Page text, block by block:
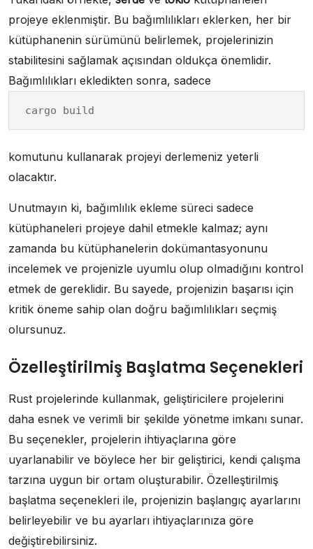
projeye eklenmiştir. Bu bağımlılıkları eklerken, her bir
kütüphanenin sürümünü belirlemek, projelerinizin
stabilitesini sağlamak açısından oldukça önemlidir.
Bağımlılıkları ekledikten sonra, sadece
cargo build
komutunu kullanarak projeyi derlemeniz yeterli
olacaktır.
Unutmayın ki, bağımlılık ekleme süreci sadece
kütüphaneleri projeye dahil etmekle kalmaz; aynı
zamanda bu kütüphanelerin dokümantasyonunu
incelemek ve projenizle uyumlu olup olmadığını kontrol
etmek de gereklidir. Bu sayede, projenizin başarısı için
kritik öneme sahip olan doğru bağımlılıkları seçmiş
olursunuz.
Özelleştirilmiş Başlatma Seçenekleri
Rust projelerinde kullanmak, geliştiricilere projelerini
daha esnek ve verimli bir şekilde yönetme imkanı sunar.
Bu seçenekler, projelerin ihtiyaçlarına göre
uyarlanabilir ve böylece her bir geliştirici, kendi çalışma
tarzına uygun bir ortam oluşturabilir. Özelleştirilmiş
başlatma seçenekleri ile, projenizin başlangıç ayarlarını
belirleyebilir ve bu ayarları ihtiyaçlarınıza göre
değiştirebilirsiniz.